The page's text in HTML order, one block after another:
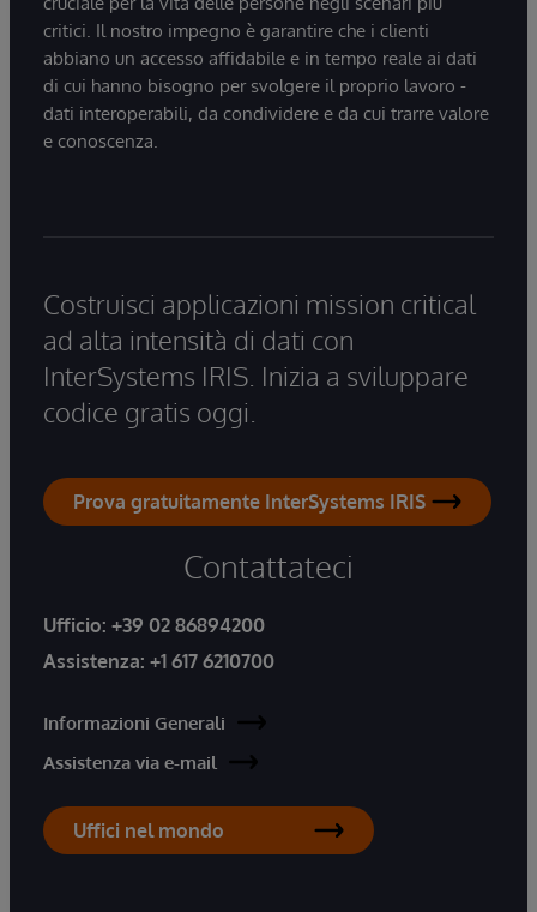
critici. Il nostro impegno è garantire che i clienti
abbiano un accesso affidabile e in tempo reale ai dati
di cui hanno bisogno per svolgere il proprio lavoro -
dati interoperabili, da condividere e da cui trarre valore
e conoscenza.
Costruisci applicazioni mission critical
ad alta intensità di dati con
InterSystems IRIS. Inizia a sviluppare
codice gratis oggi.
Prova gratuitamente InterSystems IRIS
Contattateci
Ufficio: +39 02 86894200
Assistenza: +1 617 6210700
Informazioni Generali
Assistenza via e-mail
Uffici nel mondo